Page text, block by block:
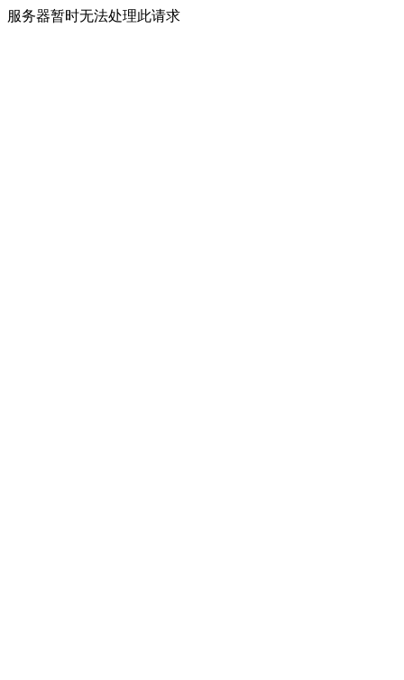
服务器暂时无法处理此请求